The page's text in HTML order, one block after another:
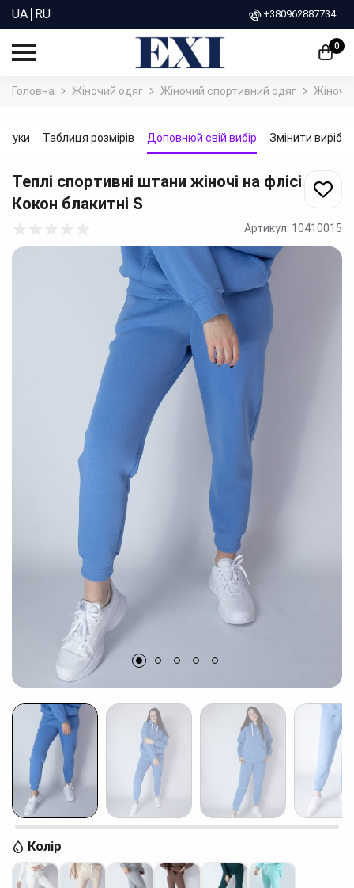
UA RU +380962887734
0
Головна Жіночий одяг Жіночий спортивний одяг Жіночі
Таблиця розмірів Доповнюй свій вибір Змінити виріб
Теплі спортивні штани жіночі на флісі
Кокон блакитні S
Артикул: 10410015
Колір